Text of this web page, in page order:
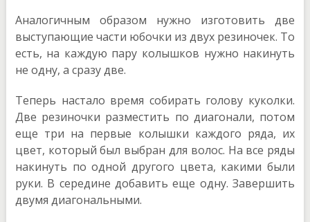
Аналогичным образом нужно изготовить две
выступающие части юбочки из двух резиночек. То
есть, на каждую пару колышков нужно накинуть
не одну, а сразу две.
Теперь настало время собирать голову куколки.
Две резиночки разместить по диагонали, потом
еще три на первые колышки каждого ряда, их
цвет, который был выбран для волос. На все ряды
накинуть по одной другого цвета, какими были
руки. В середине добавить еще одну. Завершить
двумя диагональными.